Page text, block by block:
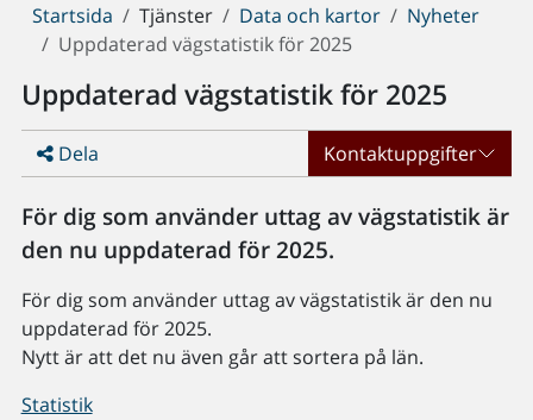
Du
är
Startsida Tjänster Data och kartor
Nyheter
Uppdaterad vägstatistik för 2025
Uppdaterad vägstatistik för 2025
Dela Kontaktuppgifter
För dig som använder uttag av vägstatistik är
den nu uppdaterad för 2025.
För dig som använder uttag av vägstatistik är den nu
uppdaterad för 2025.
Nytt är att det nu även går att sortera på län.
Statistik